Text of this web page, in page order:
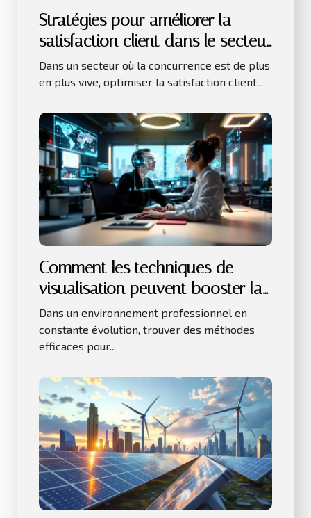
Stratégies pour améliorer la
satisfaction client dans le secteur
des services
Dans un secteur où la concurrence est de plus
en plus vive, optimiser la satisfaction client...
Comment les techniques de
visualisation peuvent booster la
productivité au travail ?
Dans un environnement professionnel en
constante évolution, trouver des méthodes
efficaces pour...